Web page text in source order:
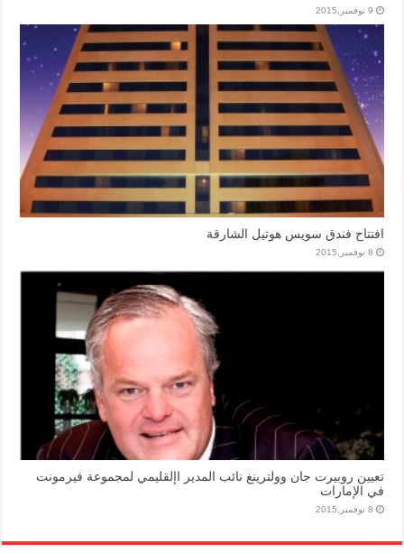
9 نوفمبر,2015
افتتاح فندق سويس هوتيل الشارقة
8 نوفمبر,2015
تعيين روبيرت جان وولترينغ نائب المدير اإلقليمي لمجموعة فيرمونت
في الإمارات
8 نوفمبر,2015